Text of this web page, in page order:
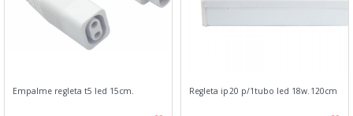
Empalme regleta t5 led 15cm. Regleta ip20 p/1tubo led 18w.120cm